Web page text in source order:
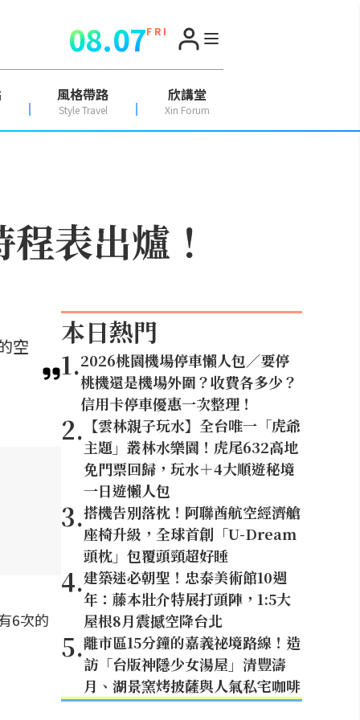
08.07F R I
風格帶路
Style Travel
欣講堂
Xin Forum
表出爐！
空
6次的
本日熱門
1.2026桃園機場停車懶人包／要停
桃機還是機場外圍？收費各多少？
信用卡停車優惠一次整理！
2. 【雲林親子玩水】全台唯一「虎爺
主題」叢林水樂園！虎尾632高地
免門票回歸，玩水＋4大順遊秘境
一日遊懶人包
3.搭機告別落枕！阿聯酋航空經濟艙
座椅升級，全球首創「U-Dream
頭枕」包覆頭頸超好睡
4.建築迷必朝聖！忠泰美術館10週
年：藤本壯介特展打頭陣，1:5大
屋根8月震撼空降台北
5.離市區15分鐘的嘉義祕境路線！造
訪「台版神隱少女湯屋」清豐濤
月、湖景窯烤披薩與人氣私宅咖啡